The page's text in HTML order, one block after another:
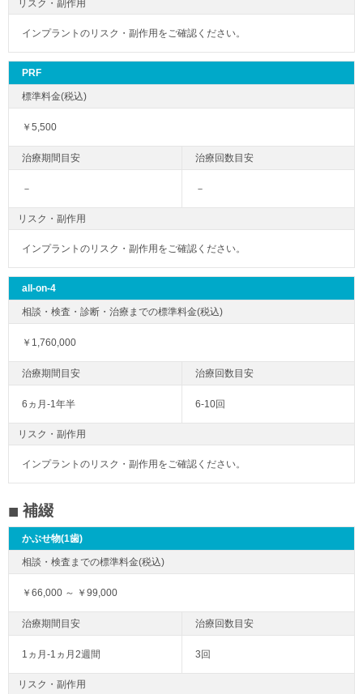
リスク・副作用
インプラントのリスク・副作用をご確認ください。
PRF
￥5,500
－ －
リスク・副作用
インプラントのリスク・副作用をご確認ください。
all-on-4
￥1,760,000
6ヵ月-1年半 6-10回
リスク・副作用
インプラントのリスク・副作用をご確認ください。
補綴
かぶせ物(1歯)
￥66,000 ～ ￥99,000
1ヵ月-1ヵ月2週間 3回
リスク・副作用